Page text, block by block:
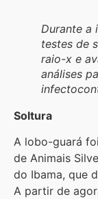
Durante a
testes de
raio-x e
análises
Soltura
A lobo-guará
de Animais
do Ibama, que
A partir de